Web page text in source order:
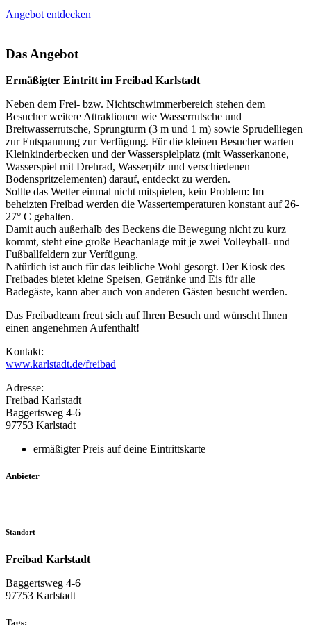
Angebot entdecken
Das Angebot
Ermäßigter Eintritt im Freibad Karlstadt
Neben dem Frei- bzw. Nichtschwimmerbereich stehen dem
Besucher weitere Attraktionen wie Wasserrutsche und
Breitwasserrutsche, Sprungturm (3 m und 1 m) sowie Sprudelliegen
zur Entspannung zur Verfügung. Für die kleinen Besucher warten
Kleinkinderbecken und der Wasserspielplatz (mit Wasserkanone,
Wasserspiel mit Drehrad, Wasserpilz und verschiedenen
Bodenspritzelementen) darauf, entdeckt zu werden.
Sollte das Wetter einmal nicht mitspielen, kein Problem: Im
beheizten Freibad werden die Wassertemperaturen konstant auf 26-
27° C gehalten.
Damit auch außerhalb des Beckens die Bewegung nicht zu kurz
kommt, steht eine große Beachanlage mit je zwei Volleyball- und
Fußballfeldern zur Verfügung.
Natürlich ist auch für das leibliche Wohl gesorgt. Der Kiosk des
Freibades bietet kleine Speisen, Getränke und Eis für alle
Badegäste, kann aber auch von anderen Gästen besucht werden.
Das Freibadteam freut sich auf Ihren Besuch und wünscht Ihnen
einen angenehmen Aufenthalt!
Kontakt:
www.karlstadt.de/freibad
Adresse:
Freibad Karlstadt
Baggertsweg 4-6
97753 Karlstadt
ermäßigter Preis auf deine Eintrittskarte
Anbieter
Standort
Freibad Karlstadt
Baggertsweg 4-6
97753 Karlstadt
Tags: